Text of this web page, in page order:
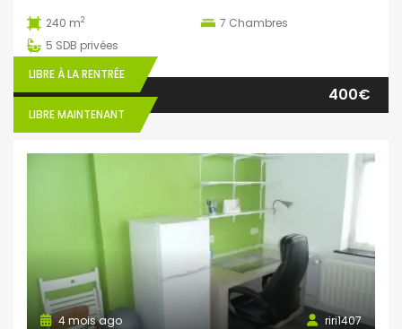
240 m2 7 Chambres
5 SDB privées
LIBRE À LA RENTRÉE
LIBRE MAINTENANT
400€
riri1407
4 mois ago